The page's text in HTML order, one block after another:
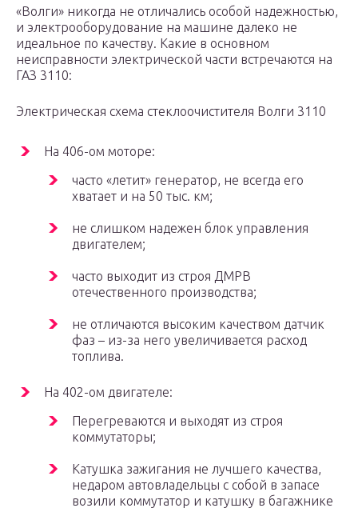
«Волги» никогда не отличались особой надежностью,
и электрооборудование на машине далеко не
идеальное по качеству. Какие в основном
неисправности электрической части встречаются на
ГАЗ 3110:
Электрическая схема стеклоочистителя Волги 3110
На 406-ом моторе:
часто «летит» генератор, не всегда его
хватает и на 50 тыс. км;
не слишком надежен блок управления
двигателем;
часто выходит из строя ДМРВ
отечественного производства;
не отличаются высоким качеством датчик
фаз – из-за него увеличивается расход
топлива.
На 402-ом двигателе:
Перегреваются и выходят из строя
коммутаторы;
Катушка зажигания не лучшего качества,
недаром автовладельцы с собой в запасе
возили коммутатор и катушку в багажнике